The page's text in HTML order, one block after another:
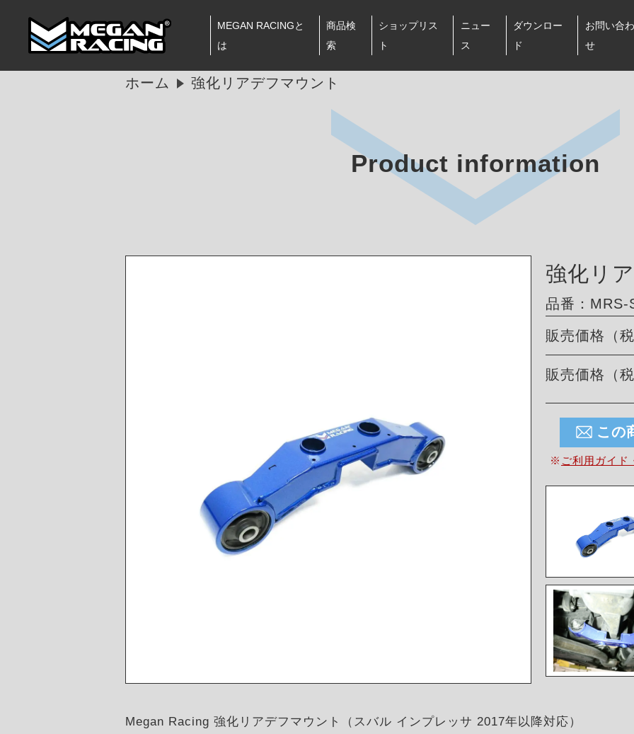
MEGAN RACINGと
は
商品検
索
ショップリス
ト
ニュー
ス
ダウンロー
ド
お問い合わ
せ
ホーム 強化リアデフマウント
Product information
強化リ
品番：MRS-
販売価格（税
販売価格（税
この
※ ご利用ガイド
Megan Racing 強化リアデフマウント（スバル インプレッサ 2017年以降対応）